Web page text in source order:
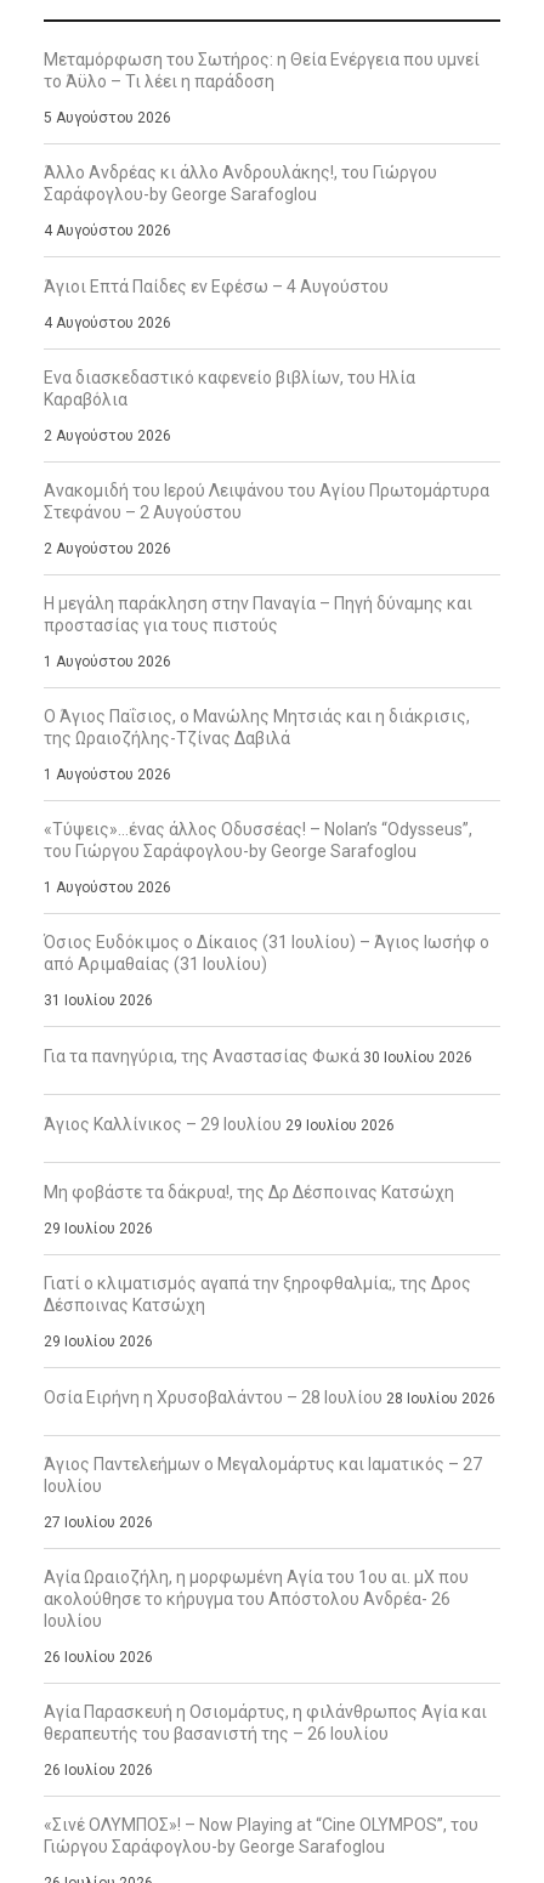
Μεταμόρφωση του Σωτήρος: η Θεία Ενέργεια που υμνεί
το Άϋλο – Τι λέει η παράδοση
5 Αυγούστου 2026
Άλλο Ανδρέας κι άλλο Ανδρουλάκης!, του Γιώργου
Σαράφογλου-by George Sarafoglou
4 Αυγούστου 2026
Άγιοι Επτά Παίδες εν Εφέσω – 4 Αυγούστου
4 Αυγούστου 2026
Ενα διασκεδαστικό καφενείο βιβλίων, του Ηλία
Καραβόλια
2 Αυγούστου 2026
Ανακομιδή του Ιερού Λειψάνου του Αγίου Πρωτομάρτυρα
Στεφάνου – 2 Αυγούστου
2 Αυγούστου 2026
Η μεγάλη παράκληση στην Παναγία – Πηγή δύναμης και
προστασίας για τους πιστούς
1 Αυγούστου 2026
Ο Άγιος Παΐσιος, ο Μανώλης Μητσιάς και η διάκρισις,
της Ωραιοζήλης-Τζίνας Δαβιλά
1 Αυγούστου 2026
«Τύψεις»…ένας άλλος Οδυσσέας! – Nolan’s “Odysseus”,
του Γιώργου Σαράφογλου-by George Sarafoglou
1 Αυγούστου 2026
Όσιος Ευδόκιμος ο Δίκαιος (31 Ιουλίου) – Άγιος Ιωσήφ ο
από Αριμαθαίας (31 Ιουλίου)
31 Ιουλίου 2026
Για τα πανηγύρια, της Αναστασίας Φωκά 30 Ιουλίου 2026
Άγιος Καλλίνικος – 29 Ιουλίου 29 Ιουλίου 2026
Μη φοβάστε τα δάκρυα!, της Δρ Δέσποινας Κατσώχη
29 Ιουλίου 2026
Γιατί ο κλιματισμός αγαπά την ξηροφθαλμία;, της Δρος
Δέσποινας Κατσώχη
29 Ιουλίου 2026
Οσία Ειρήνη η Χρυσοβαλάντου – 28 Ιουλίου 28 Ιουλίου 2026
Άγιος Παντελεήμων ο Μεγαλομάρτυς και Ιαματικός – 27
Ιουλίου
27 Ιουλίου 2026
Αγία Ωραιοζήλη, η μορφωμένη Αγία του 1ου αι. μΧ που
ακολούθησε το κήρυγμα του Απόστολου Ανδρέα- 26
Ιουλίου
26 Ιουλίου 2026
Αγία Παρασκευή η Οσιομάρτυς, η φιλάνθρωπος Αγία και
θεραπευτής του βασανιστή της – 26 Ιουλίου
26 Ιουλίου 2026
«Σινέ ΟΛΥΜΠΟΣ»! – Now Playing at “Cine OLYMPOS”, του
Γιώργου Σαράφογλου-by George Sarafoglou